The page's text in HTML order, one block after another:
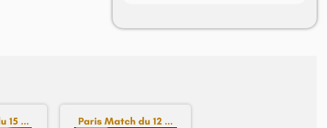
15 ... Paris Match du 12 ...